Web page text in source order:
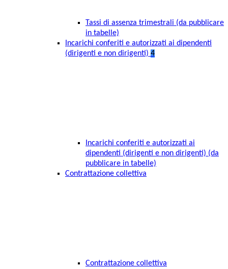
Tassi di assenza trimestrali (da pubblicare
in tabelle)
Incarichi conferiti e autorizzati ai dipendenti
(dirigenti e non dirigenti) 4
Incarichi conferiti e autorizzati ai
dipendenti (dirigenti e non dirigenti) (da
pubblicare in tabelle)
Contrattazione collettiva
Contrattazione collettiva